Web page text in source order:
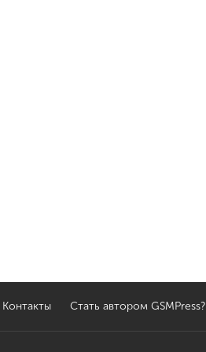
Контакты Стать автором GSMPress?